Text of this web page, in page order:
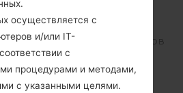
дюйма)
132.4 x 65.5 миллиметров
(5.21 x 2.58 дюйма)
115 грамм (4.06 унции)
Android Lollipop 5.0.2
осуществляется с
и/или IT-
с
процедурами и методами,
с указанными целями.